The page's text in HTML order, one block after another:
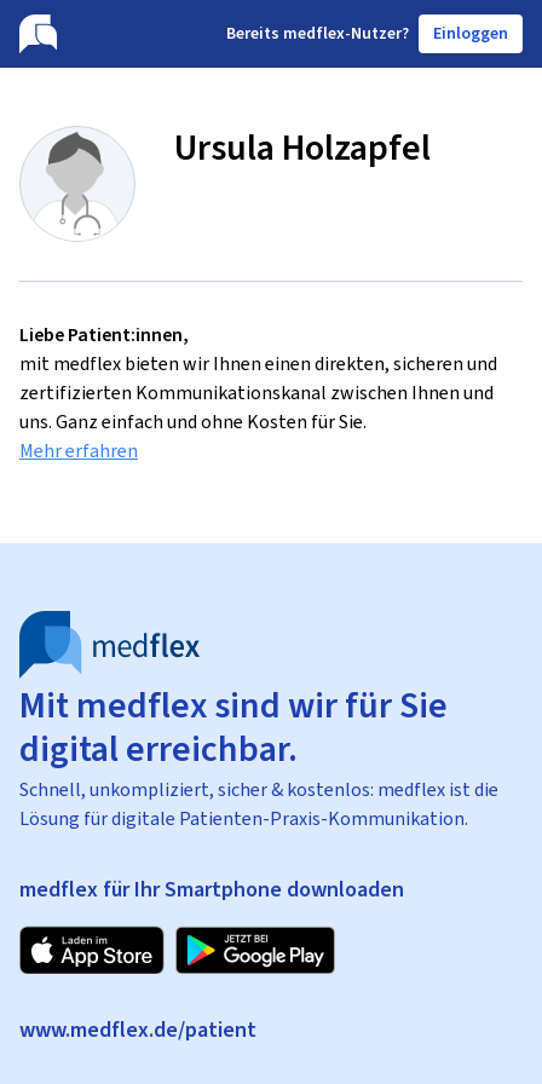
Bereits medflex-Nutzer? Einloggen
Ursula Holzapfel
Liebe Patient:innen,
mit medflex bieten wir Ihnen einen direkten, sicheren und
zertifizierten Kommunikationskanal zwischen Ihnen und
uns. Ganz einfach und ohne Kosten für Sie.
Mehr erfahren
Mit medflex sind wir für Sie
digital erreichbar.
Schnell, unkompliziert, sicher & kostenlos: medflex ist die
Lösung für digitale Patienten-Praxis-Kommunikation.
medflex für Ihr Smartphone downloaden
www.medflex.de/patient